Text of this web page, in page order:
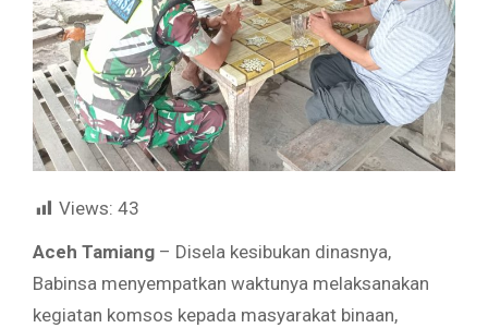
Views: 43
Aceh Tamiang – Disela kesibukan dinasnya,
Babinsa menyempatkan waktunya melaksanakan
kegiatan komsos kepada masyarakat binaan,